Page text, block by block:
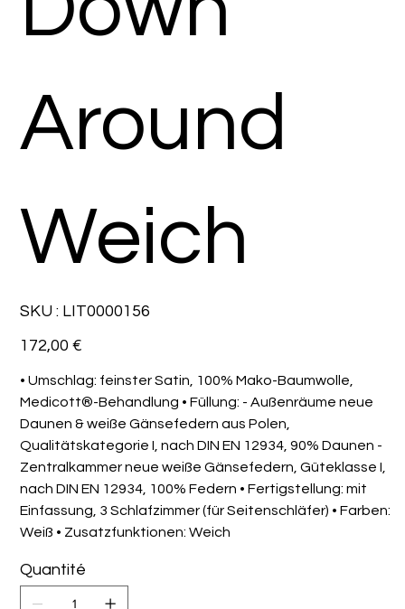
Around
Weich
SKU : SKU
LIT0000156
LIT0000156
Prix
172,00 €
• Umschlag: feinster Satin, 100% Mako-Baumwolle,
Medicott®-Behandlung • Füllung: - Außenräume neue
Daunen & weiße Gänsefedern aus Polen,
Qualitätskategorie I, nach DIN EN 12934, 90% Daunen -
Zentralkammer neue weiße Gänsefedern, Güteklasse I,
nach DIN EN 12934, 100% Federn • Fertigstellung: mit
Einfassung, 3 Schlafzimmer (für Seitenschläfer) • Farben:
Weiß • Zusatzfunktionen: Weich
Quantité